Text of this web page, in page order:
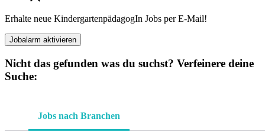
Erhalte neue KindergartenpädagogIn Jobs per E-Mail!
Jobalarm aktivieren
Nicht das gefunden was du suchst? Verfeinere deine
Suche:
Jobs nach Branchen